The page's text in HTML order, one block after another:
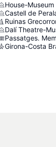
House-
Castell de
Ruinas
Dalí Theatre-
Passatges.
Girona-Costa